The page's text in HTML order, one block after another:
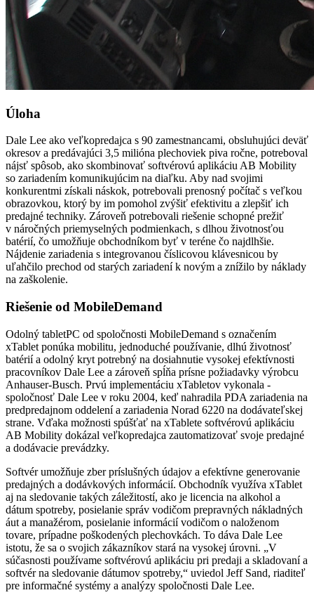
Úloha
Dale Lee ako veľkopredajca s 90 zamestnancami, obsluhujúci deväť
okresov a predávajúci 3,5 milióna plechoviek piva ročne, potreboval
nájsť spôsob, ako skombinovať softvérovú aplikáciu AB Mobility
so zariadením komunikujúcim na diaľku. Aby nad svojimi
konkurentmi získali náskok, potrebovali prenosný ­počítač s veľkou
obrazovkou, ktorý by im pomohol zvýšiť efektivitu a zlepšiť ich
predajné techniky. Zároveň potrebovali riešenie schopné prežiť
v náročných priemyselných podmienkach, s dlhou životnosťou
batérií, čo umožňuje obchodníkom byť v teréne čo najdlhšie.
Nájdenie zariadenia s integrovanou číslicovou klávesnicou by
uľahčilo prechod od starých zariadení k novým a znížilo by náklady
na zaškolenie.
Riešenie od MobileDemand
Odolný tabletPC od spoločnosti MobileDemand s označením
xTablet ponúka mobilitu, jednoduché používanie, dlhú životnosť
batérií a odolný kryt potrebný na dosiahnutie vysokej efektívnosti
pracovníkov Dale Lee a zároveň spĺňa prísne požiadavky výrobcu
Anhauser-Busch. Prvú implementáciu xTabletov vykonala ­
spoločnosť Dale Lee v roku 2004, keď nahradila PDA zariadenia na
predpredajnom oddelení a zariadenia Norad 6220 na dodávateľskej
strane. Vďaka možnosti spúšťať na xTablete softvérovú aplikáciu
AB Mobility dokázal veľkopredajca zautomatizovať svoje predajné
a dodávacie prevádzky.
Softvér umožňuje zber príslušných údajov a efektívne generovanie
predajných a dodávkových informácií. Obchodník využíva xTablet
aj na sledovanie takých záležitostí, ako je licencia na alkohol a
dátum spotreby, posielanie správ vodičom prepravných nákladných
áut a manažérom, posielanie informácií vodičom o naloženom
tovare, prípadne poškodených plechovkách. To dáva Dale Lee
istotu, že sa o svojich zákazníkov stará na vysokej úrovni. „V
súčasnosti používame softvérovú aplikáciu pri predaji a skladovaní a
softvér na sledovanie dátumov spotreby,“ uviedol Jeff Sand, riaditeľ
pre informačné systémy a analýzy spoločnosti Dale Lee.